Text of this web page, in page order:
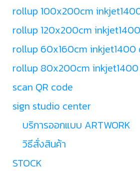
rollup 100x200cm
rollup 120x200cm
rollup 60x160cm inkjet1400
rollup 80x200cm
scan QR code
sign studio center
บริการออกแบบ ARTWORK
วิธีสั่งสินค้า
STOCK